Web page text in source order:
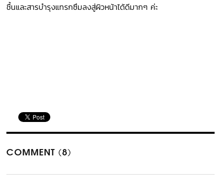
ชื้นและสาร­บำรุงแทรกซึมลงสู่ผิวหน้าได้ดีมากๆ ค่ะ
COMMENT (8)